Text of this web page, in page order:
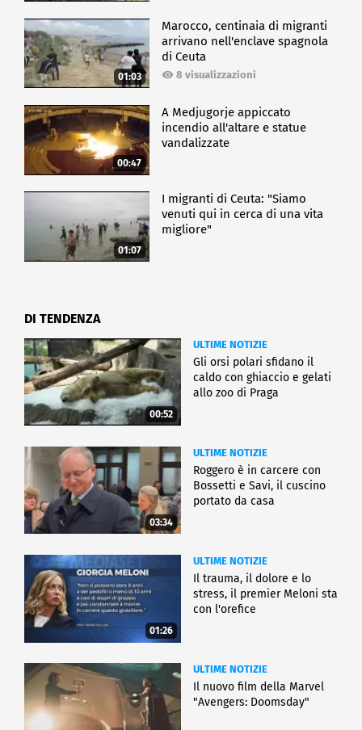
01:03
Marocco, centinaia di migranti
arrivano nell'enclave spagnola
di Ceuta
8 visualizzazioni
00:47
A Medjugorje appiccato
incendio all'altare e statue
vandalizzate
01:07
I migranti di Ceuta: "Siamo
venuti qui in cerca di una vita
migliore"
DI TENDENZA
00:52
ULTIME NOTIZIE
Gli orsi polari sfidano il
caldo con ghiaccio e gelati
allo zoo di Praga
03:34
ULTIME NOTIZIE
Roggero è in carcere con
Bossetti e Savi, il cuscino
portato da casa
01:26
ULTIME NOTIZIE
Il trauma, il dolore e lo
stress, il premier Meloni sta
con l'orefice
ULTIME NOTIZIE
Il nuovo film della Marvel
"Avengers: Doomsday"